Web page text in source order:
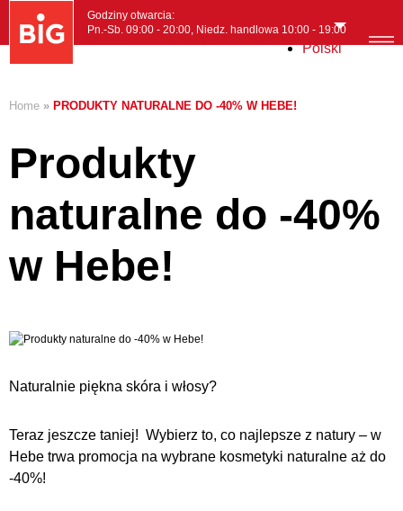
Polski
Godziny otwarcia:
Pn.-Sb. 09:00 - 20:00, Niedz. handlowa 10:00 - 19:00
Home » PRODUKTY NATURALNE DO -40% W HEBE!
Produkty
naturalne do -40%
w Hebe!
Naturalnie piękna skóra i włosy?
Teraz jeszcze taniej! Wybierz to, co najlepsze z natury – w
Hebe trwa promocja na wybrane kosmetyki naturalne aż do
-40%!